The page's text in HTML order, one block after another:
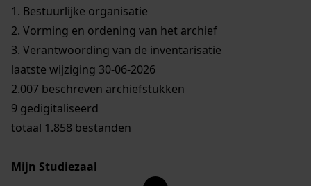
1. Bestuurlijke organisatie
2. Vorming en ordening van het archief
3. Verantwoording van de inventarisatie
laatste wijziging 30-06-2026
2.007 beschreven archiefstukken
9 gedigitaliseerd
totaal 1.858 bestanden
Mijn Studiezaal